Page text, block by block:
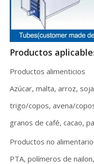
Productos
Productos alimenticios
Azúcar, malta, arroz,
trigo/copos, avena/
granos de café, cacao,
Productos no
PTA, polímeros de